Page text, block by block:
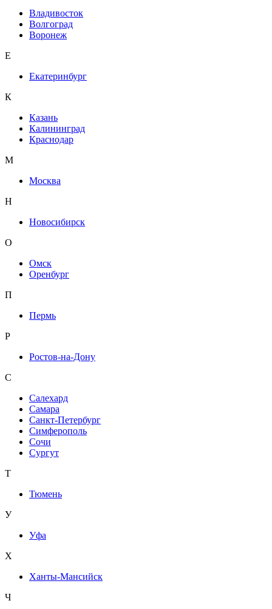
Владивосток
Волгоград
Воронеж
Е
Екатеринбург
К
Казань
Калининград
Краснодар
М
Москва
Н
Новосибирск
О
Омск
Оренбург
П
Пермь
Р
Ростов-на-Дону
С
Салехард
Самара
Санкт-Петербург
Симферополь
Сочи
Сургут
Т
Тюмень
У
Уфа
Х
Ханты-Мансийск
Ч